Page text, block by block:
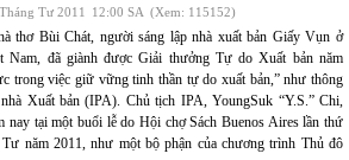
Tư 2011 12:00 SA (Xem: 115152)
thơ Bùi Chát, người sáng lập nhà xuất bản Giấy Vụn ở
Nam, đã giành được Giải thưởng Tự do Xuất bản năm
trong việc giữ vững tinh thần tự do xuất bản,” như thông
Xuất bản (IPA). Chủ tịch IPA, YoungSuk “Y.S.” Chi,
nay tại một buổi lễ do Hội chợ Sách Buenos Aires lần thứ
năm 2011, như một bộ phận của chương trình Thủ đô